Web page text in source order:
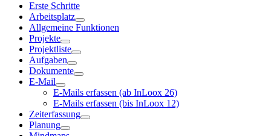
Erste Schritte
Arbeitsplatz
Allgemeine Funktionen
Projekte
Projektliste
Aufgaben
Dokumente
E-Mail
E-Mails erfassen (ab InLoox 26)
E-Mails erfassen (bis InLoox 12)
Zeiterfassung
Planung